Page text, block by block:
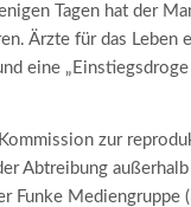
Tagen hat der
Ärzte für das
eine
zur
Abtreibung
Funke Medien­gruppe